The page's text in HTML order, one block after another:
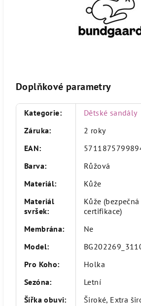
Doplňkové parametry
Kategorie:
Dětské sandály
Záruka:
2 roky
EAN:
Barva:
Růžová
Materiál:
Kůže
Materiál
svršek:
Kůže
certifikace)
Membrána:
Ne
Model:
Pro Koho:
Holka
Sezóna:
Letní
Šířka obuvi:
Široké, Extra